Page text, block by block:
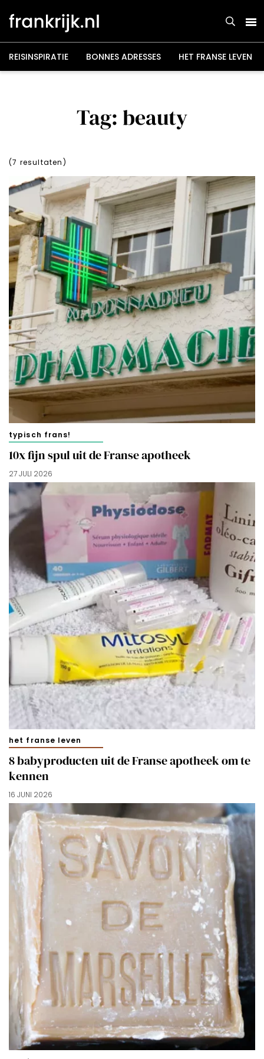
naar
inhoud
REISINSPIRATIE BONNES ADRESSES HET FRANSE LEVEN
Tag: beauty
(7 resultaten)
typisch frans!
10x fijn spul uit de Franse apotheek
27 JULI 2026
het franse leven
8 babyproducten uit de Franse apotheek om te
kennen
16 JUNI 2026